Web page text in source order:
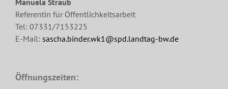
Manuela Straub
Referentin für Öffentlichkeitsarbeit
Tel: 07331/7153225
E-Mail: sascha.binder.wk1@spd.landtag-bw.de
Öffnungszeiten: